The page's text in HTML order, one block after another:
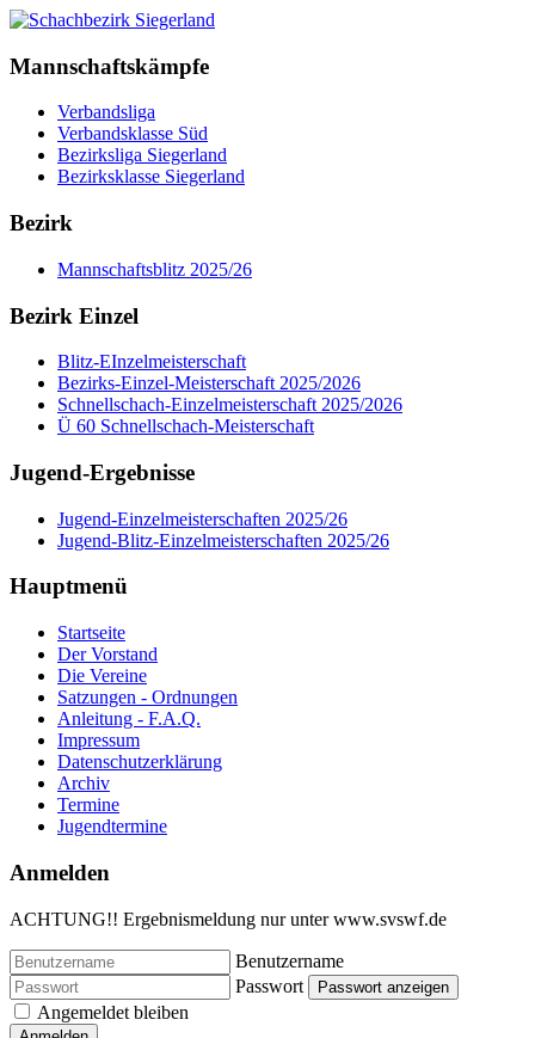
Mannschaftskämpfe
Verbandsliga
Verbandsklasse Süd
Bezirksliga Siegerland
Bezirksklasse Siegerland
Bezirk
Mannschaftsblitz 2025/26
Bezirk Einzel
Blitz-EInzelmeisterschaft
Bezirks-Einzel-Meisterschaft 2025/2026
Schnellschach-Einzelmeisterschaft 2025/2026
Ü 60 Schnellschach-Meisterschaft
Jugend-Ergebnisse
Jugend-Einzelmeisterschaften 2025/26
Jugend-Blitz-Einzelmeisterschaften 2025/26
Hauptmenü
Startseite
Der Vorstand
Die Vereine
Satzungen - Ordnungen
Anleitung - F.A.Q.
Impressum
Datenschutzerklärung
Archiv
Termine
Jugendtermine
Anmelden
ACHTUNG!! Ergebnismeldung nur unter www.svswf.de
Benutzername
Passwort
Passwort anzeigen
Angemeldet bleiben